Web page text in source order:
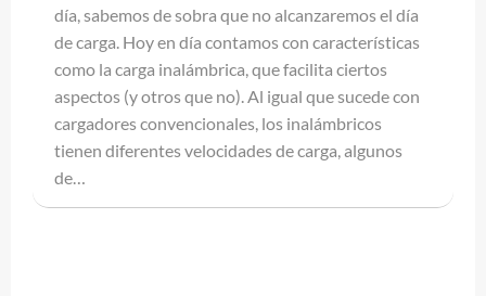
día, sabemos de sobra que no alcanzaremos el día
de carga. Hoy en día contamos con características
como la carga inalámbrica, que facilita ciertos
aspectos (y otros que no). Al igual que sucede con
cargadores convencionales, los inalámbricos
tienen diferentes velocidades de carga, algunos
de…